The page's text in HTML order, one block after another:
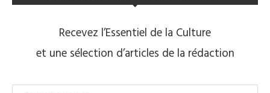
Recevez l’Essentiel de la Culture
et une sélection d’articles de la rédaction